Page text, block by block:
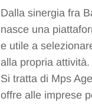
Dalla sinergia fra
nasce una
e utile a
alla propria attività.
Si tratta di Mps
offre alle imprese